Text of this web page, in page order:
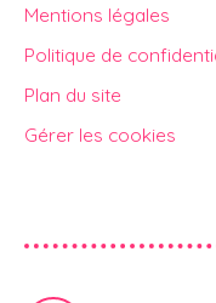
Mentions légales
Politique de
Plan du site
Gérer les cookies